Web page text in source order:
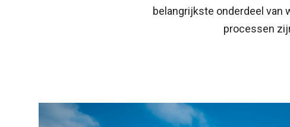
belangrijkste onderdeel van
processen